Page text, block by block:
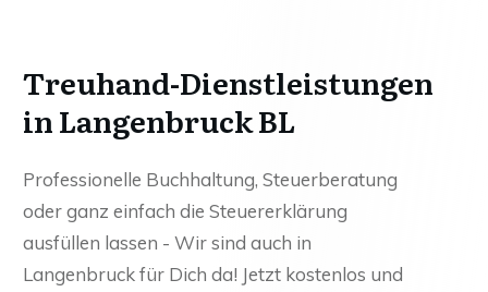
Treuhand-Dienstleistungen
in Langenbruck BL
Professionelle Buchhaltung, Steuerberatung
oder ganz einfach die Steuererklärung
ausfüllen lassen - Wir sind auch in
Langenbruck für Dich da! Jetzt kostenlos und